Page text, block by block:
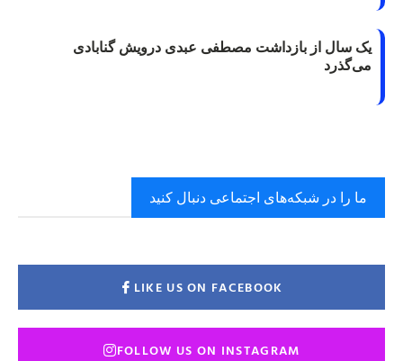
یک سال از بازداشت مصطفی عبدی درویش گنابادی
می‌گذرد
ما را در شبکه‌های اجتماعی دنبال کنید
LIKE US ON FACEBOOK
FOLLOW US ON INSTAGRAM